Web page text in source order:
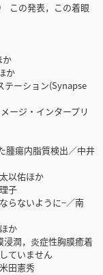
この発表，この着眼
か
か
ーション(Synapse
ージ・インタープリ
腫瘍内脂質検出／中井
以佑ほか
子
らないように−／南
か
潤，炎症性胸膜癒着
ていません
田憲秀